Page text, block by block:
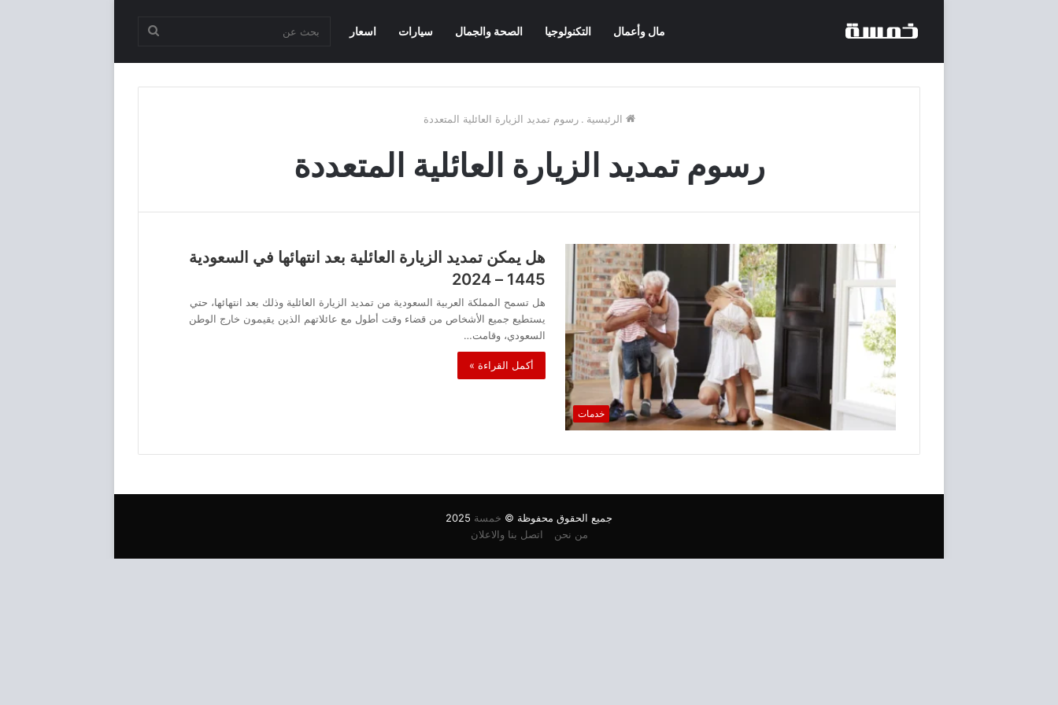
مال وأعمال التكنولوجيا الصحة والجمال سيارات اسعار
الرئيسية . رسوم تمديد الزيارة العائلية المتعددة
رسوم تمديد الزيارة العائلية المتعددة
خدمات
هل يمكن تمديد الزيارة العائلية بعد انتهائها في السعودية
1445 – 2024
هل تسمح المملكة العربية السعودية من تمديد الزيارة العائلية وذلك بعد انتهائها، حتي
يستطيع جميع الأشخاص من قضاء وقت أطول مع عائلاتهم الذين يقيمون خارج الوطن
السعودي، وقامت…
أكمل القراءة »
جميع الحقوق محفوظة © خمسة
من نحن
اتصل بنا والاعلان